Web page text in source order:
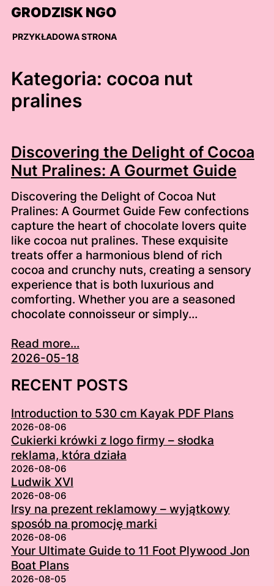
Skip
content
GRODZISK NGO
PRZYKŁADOWA STRONA
Kategoria: cocoa nut
pralines
Discovering the Delight of Cocoa
Nut Pralines: A Gourmet Guide
Discovering the Delight of Cocoa Nut
Pralines: A Gourmet Guide Few confections
capture the heart of chocolate lovers quite
like cocoa nut pralines. These exquisite
treats offer a harmonious blend of rich
cocoa and crunchy nuts, creating a sensory
experience that is both luxurious and
comforting. Whether you are a seasoned
chocolate connoisseur or simply…
Read more...
2026-05-18
RECENT POSTS
Introduction to 530 cm Kayak PDF Plans
2026-08-06
Cukierki krówki z logo firmy – słodka
reklama, która działa
2026-08-06
Ludwik XVI
2026-08-06
Irsy na prezent reklamowy – wyjątkowy
sposób na promocję marki
2026-08-06
Your Ultimate Guide to 11 Foot Plywood Jon
Boat Plans
2026-08-05